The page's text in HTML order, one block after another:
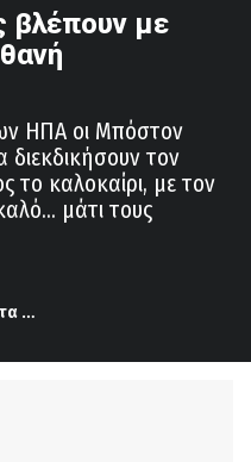
βλέπουν με
ΗΠΑ οι Μπόστον
διεκδικήσουν τον
το καλοκαίρι, με τον
μάτι τους